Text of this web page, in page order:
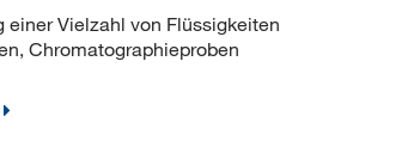
Vielzahl von Flüssigkeiten
Chromatographieproben